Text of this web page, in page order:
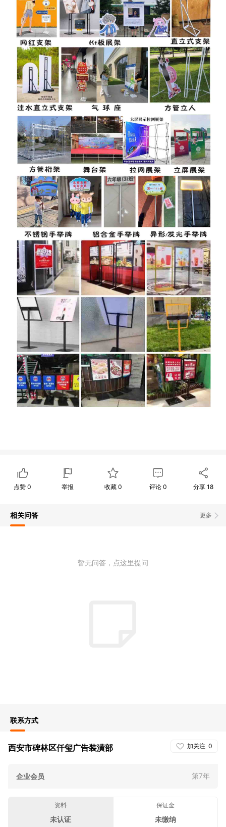
点赞0 举报 收藏 0 评论0 分享18
更多
相关问答
暂无问答，点这里提问
联系方式
加关注 0
西安市碑林区仟玺广告装潢部
企业会员 第7年
资料
未认证
保证金
未缴纳